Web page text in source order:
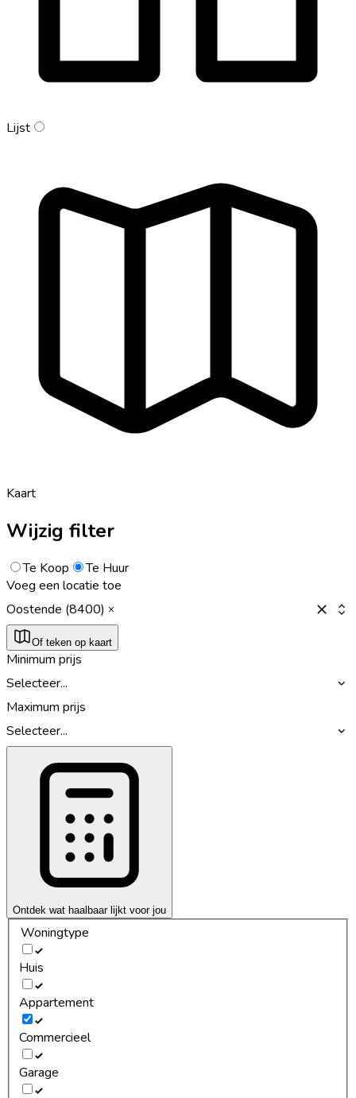
Lijst
Kaart
Wijzig filter
Te Koop
Te Huur
Voeg een locatie toe
Oostende (8400)
Of teken op kaart
Minimum prijs
Selecteer...
Maximum prijs
Selecteer...
Ontdek wat haalbaar lijkt voor jou
Woningtype
Huis
Appartement
Commercieel
Garage